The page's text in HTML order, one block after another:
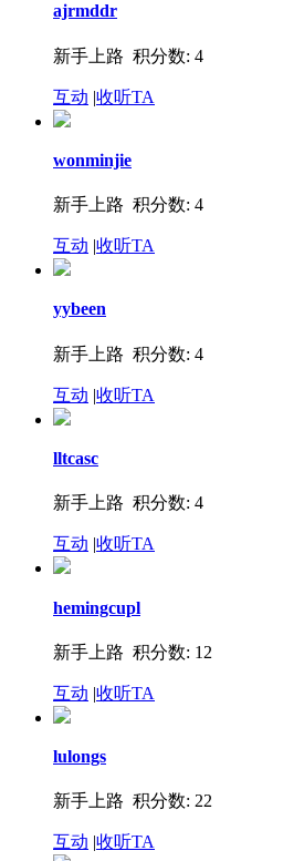
ajrmddr
新手上路 积分数: 4
互动 |收听TA
wonminjie
新手上路 积分数: 4
互动 |收听TA
yybeen
新手上路 积分数: 4
互动 |收听TA
lltcasc
新手上路 积分数: 4
互动 |收听TA
hemingcupl
新手上路 积分数: 12
互动 |收听TA
lulongs
新手上路 积分数: 22
互动 |收听TA